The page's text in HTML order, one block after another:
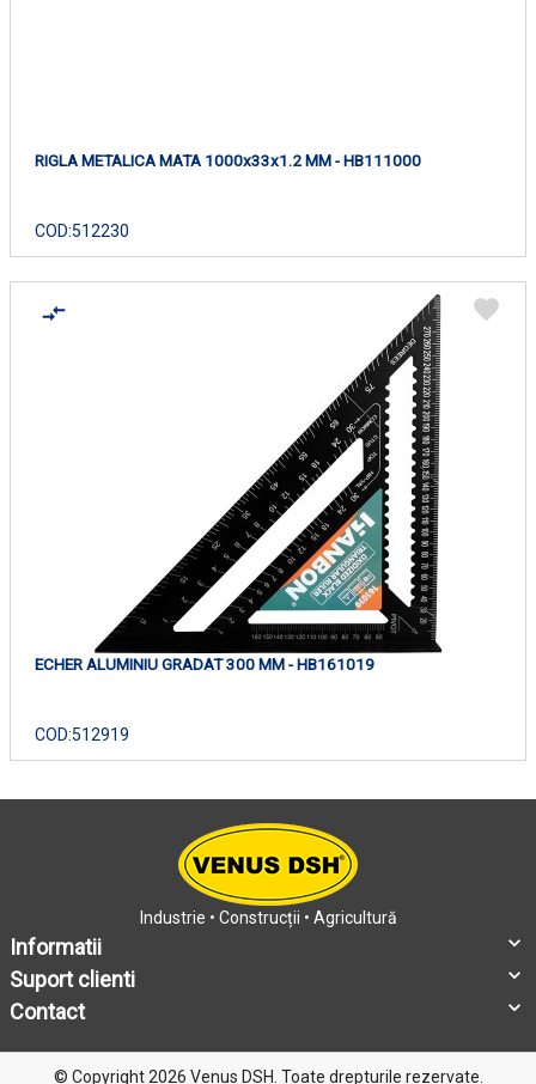
RIGLA METALICA MATA 1000x33x1.2 MM - HB111000
COD:512230
ECHER ALUMINIU GRADAT 300 MM - HB161019
COD:512919
Industrie • Construcții • Agricultură
Informatii
Suport clienti
Contact
© Copyright 2026 Venus DSH. Toate drepturile rezervate.